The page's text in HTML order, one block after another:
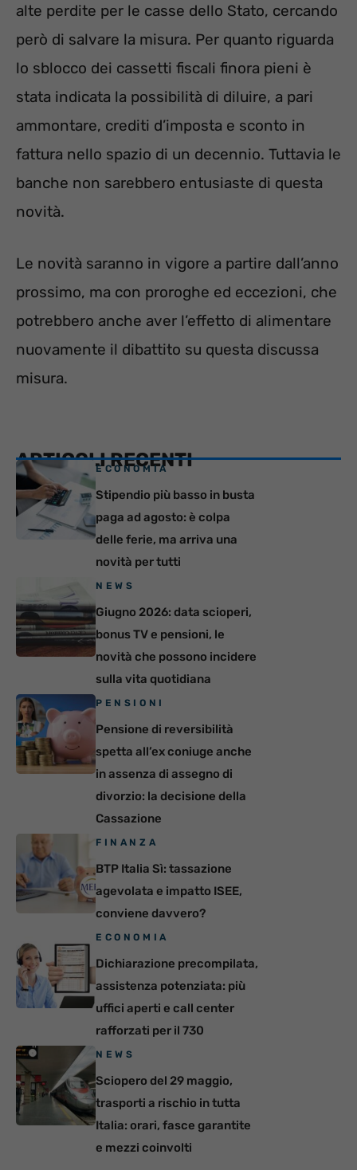
alte perdite per le casse dello Stato, cercando
però di salvare la misura. Per quanto riguarda
lo sblocco dei cassetti fiscali finora pieni è
stata indicata la possibilità di diluire, a pari
ammontare, crediti d’imposta e sconto in
fattura nello spazio di un decennio. Tuttavia le
banche non sarebbero entusiaste di questa
novità.
Le novità saranno in vigore a partire dall’anno
prossimo, ma con proroghe ed eccezioni, che
potrebbero anche aver l’effetto di alimentare
nuovamente il dibattito su questa discussa
misura.
ARTICOLI RECENTI
ECONOMIA
Stipendio più basso in busta
paga ad agosto: è colpa
delle ferie, ma arriva una
novità per tutti
NEWS
Giugno 2026: data scioperi,
bonus TV e pensioni, le
novità che possono incidere
sulla vita quotidiana
PENSIONI
Pensione di reversibilità
spetta all’ex coniuge anche
in assenza di assegno di
divorzio: la decisione della
Cassazione
FINANZA
BTP Italia Sì: tassazione
agevolata e impatto ISEE,
conviene davvero?
ECONOMIA
Dichiarazione precompilata,
assistenza potenziata: più
uffici aperti e call center
rafforzati per il 730
NEWS
Sciopero del 29 maggio,
trasporti a rischio in tutta
Italia: orari, fasce garantite
e mezzi coinvolti